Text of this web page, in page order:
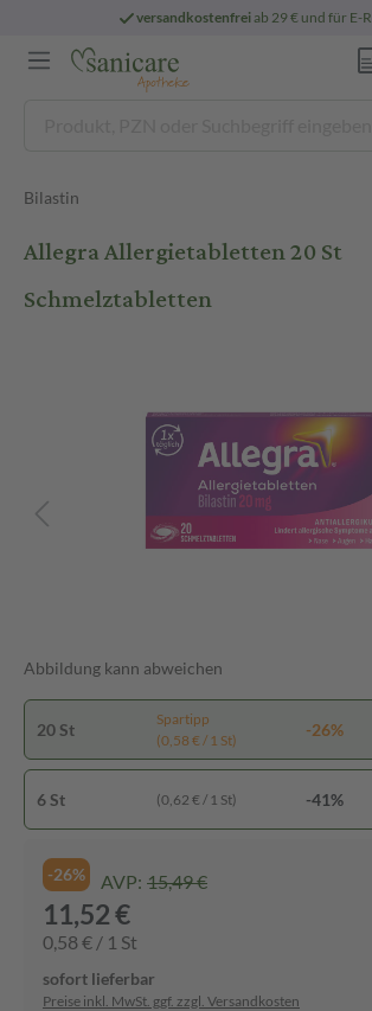
versandkostenfreiab 29 € und für E-Rezepte
Bilastin
Allegra Allergietabletten 20 St
Schmelztabletten
Abbildung kann abweichen
20 St
Spartipp
(0,58 € / 1 St)
-26%
6 St (0,62 € / 1 St) -41%
-26% AVP: 15,49 €
11,52 €
0,58 € / 1 St
sofort lieferbar
Preise inkl. MwSt. ggf. zzgl. Versandkosten